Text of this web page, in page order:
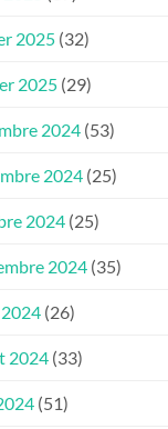
2025 (32)
2025 (29)
2024 (53)
2024 (25)
2024 (25)
2024 (35)
(26)
2024 (33)
(51)